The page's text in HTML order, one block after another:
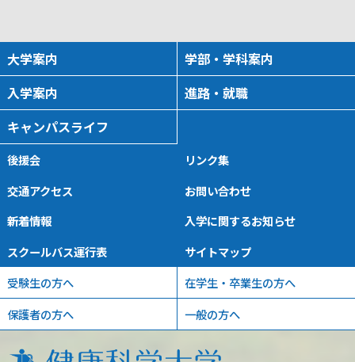
大学案内
学部・学科案内
入学案内
進路・就職
キャンパスライフ
後援会
リンク集
交通アクセス
お問い合わせ
新着情報
入学に関するお知らせ
スクールバス運行表
サイトマップ
受験生の方へ
在学生・卒業生の方へ
保護者の方へ
一般の方へ